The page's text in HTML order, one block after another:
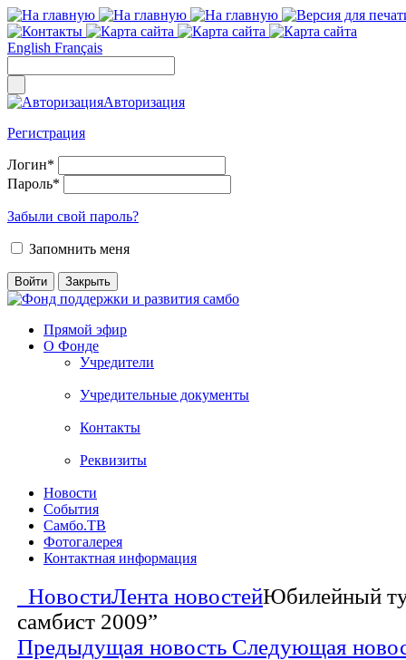
English Français
Авторизация
Регистрация
Логин*
Пароль*
Забыли свой пароль?
Запомнить меня
Прямой эфир
О Фонде
Учредители
Учредительные документы
Контакты
Реквизиты
Новости
События
Самбо.ТВ
Фотогалерея
Контактная информация
НовостиЛента новостейЮбилейный
самбист 2009”
Предыдущая новость Следующая